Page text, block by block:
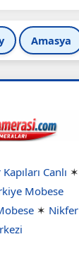
Amasya
Kapıları Canlı ✶
Mobese
✶ Nikfer